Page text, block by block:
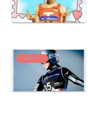
スポーツ